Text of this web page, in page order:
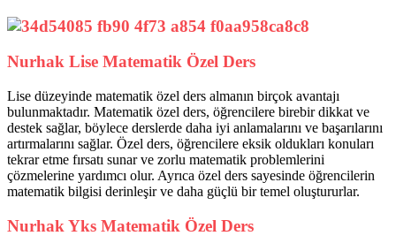
Nurhak Lise Matematik Özel Ders
Lise düzeyinde matematik özel ders almanın birçok avantajı
bulunmaktadır. Matematik özel ders, öğrencilere birebir dikkat ve
destek sağlar, böylece derslerde daha iyi anlamalarını ve başarılarını
artırmalarını sağlar. Özel ders, öğrencilere eksik oldukları konuları
tekrar etme fırsatı sunar ve zorlu matematik problemlerini
çözmelerine yardımcı olur. Ayrıca özel ders sayesinde öğrencilerin
matematik bilgisi derinleşir ve daha güçlü bir temel oluştururlar.
Nurhak Yks Matematik Özel Ders